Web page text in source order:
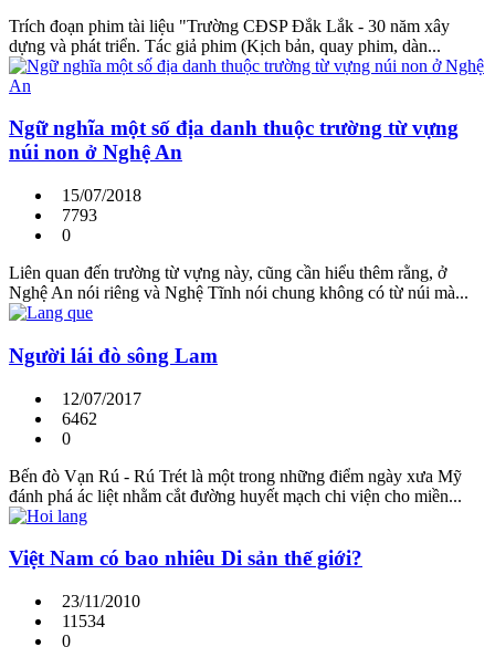
Trích đoạn phim tài liệu "Trường CĐSP Đắk Lắk - 30 năm xây
dựng và phát triển. Tác giả phim (Kịch bản, quay phim, dàn...
Ngữ nghĩa một số địa danh thuộc trường từ vựng
núi non ở Nghệ An
15/07/2018
7793
0
Liên quan đến trường từ vựng này, cũng cần hiểu thêm rằng, ở
Nghệ An nói riêng và Nghệ Tĩnh nói chung không có từ núi mà...
Người lái đò sông Lam
12/07/2017
6462
0
Bến đò Vạn Rú - Rú Trét là một trong những điểm ngày xưa Mỹ
đánh phá ác liệt nhằm cắt đường huyết mạch chi viện cho miền...
Việt Nam có bao nhiêu Di sản thế giới?
23/11/2010
11534
0